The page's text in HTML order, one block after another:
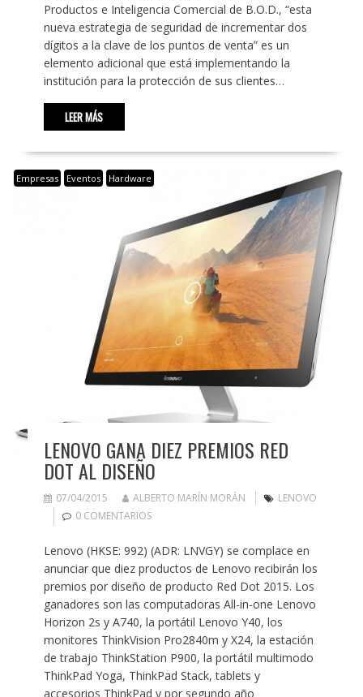
Productos e Inteligencia Comercial de B.O.D., “esta
nueva estrategia de seguridad de incrementar dos
dígitos a la clave de los puntos de venta” es un
elemento adicional que está implementando la
institución para la protección de sus clientes…
LEER MÁS
Empresas Eventos Hardware
LENOVO GANA DIEZ PREMIOS RED
DOT AL DISEÑO
07/04/2015 ALBERTO MARÍN MORÁN
LENOVO
0 COMENTARIOS
Lenovo (HKSE: 992) (ADR: LNVGY) se complace en
anunciar que diez productos de Lenovo recibirán los
premios por diseño de producto Red Dot 2015. Los
ganadores son las computadoras All-in-one Lenovo
Horizon 2s y A740, la portátil Lenovo Y40, los
monitores ThinkVision Pro2840m y X24, la estación
de trabajo ThinkStation P900, la portátil multimodo
ThinkPad Yoga, ThinkPad Stack, tablets y
accesorios ThinkPad y por segundo año